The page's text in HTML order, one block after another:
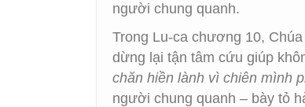
người chung quanh.
Trong Lu-ca chương 10,
dừng lại tận tâm cứu giúp
chăn hiền lành vì chiên mình
người chung quanh – bày tỏ